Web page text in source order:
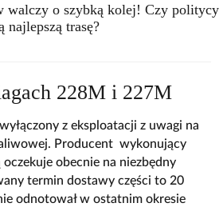
walczy o szybką kolej! Czy politycy
najlepszą trasę?
228M i 227M
z eksploatacji z uwagi na
Producent wykonujący
obecnie na niezbędny
termin dostawy części to 20
odnotował w ostatnim okresie